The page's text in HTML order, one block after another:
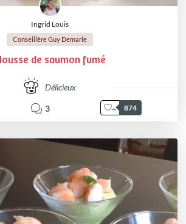
Ingrid Louis
Conseillère Guy Demarle
de saumon fumé
Délicieux
3 874